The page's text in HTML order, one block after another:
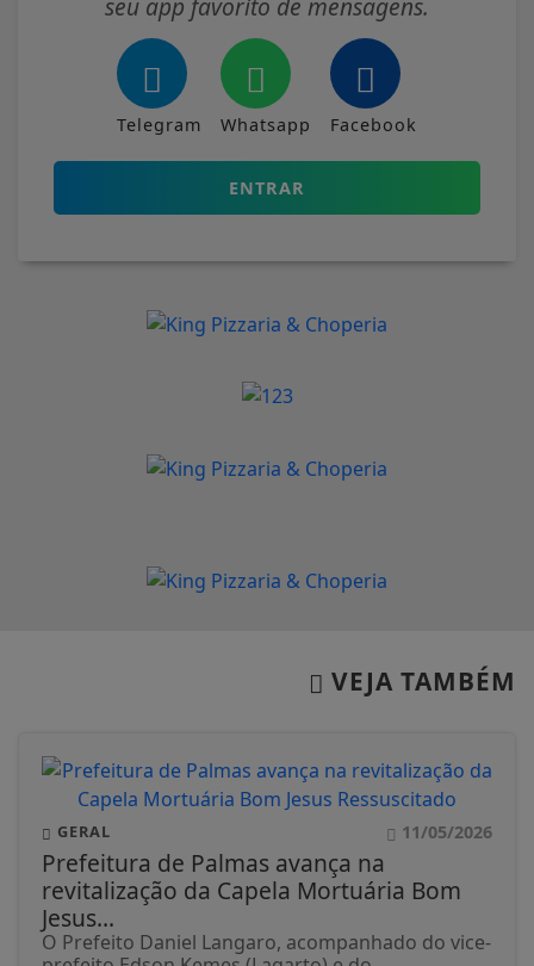
Telegram Whatsapp Facebook
ENTRAR
VEJA TAMBÉM
GERAL 11/05/2026
Prefeitura de Palmas avança na
revitalização da Capela Mortuária Bom
Jesus...
O Prefeito Daniel Langaro, acompanhado do vice-